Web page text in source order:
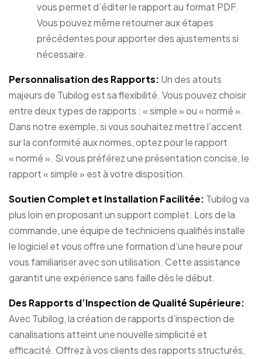
vous permet d’éditer le rapport au format PDF.
Vous pouvez même retourner aux étapes
précédentes pour apporter des ajustements si
nécessaire.
Personnalisation des Rapports: Un des atouts
majeurs de Tubilog est sa flexibilité. Vous pouvez choisir
entre deux types de rapports : « simple » ou « normé ».
Dans notre exemple, si vous souhaitez mettre l’accent
sur la conformité aux normes, optez pour le rapport
« normé ». Si vous préférez une présentation concise, le
rapport « simple » est à votre disposition.
Soutien Complet et Installation Facilitée: Tubilog va
plus loin en proposant un support complet. Lors de la
commande, une équipe de techniciens qualifiés installe
le logiciel et vous offre une formation d’une heure pour
vous familiariser avec son utilisation. Cette assistance
garantit une expérience sans faille dès le début.
Des Rapports d’Inspection de Qualité Supérieure:
Avec Tubilog, la création de rapports d’inspection de
canalisations atteint une nouvelle simplicité et
efficacité. Offrez à vos clients des rapports structurés,